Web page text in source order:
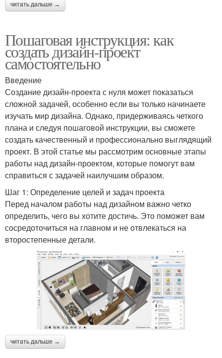
читать дальше →
Пошаговая инструкция: как
создать дизайн-проект
самостоятельно
Введение
Создание дизайн-проекта с нуля может показаться
сложной задачей, особенно если вы только начинаете
изучать мир дизайна. Однако, придерживаясь четкого
плана и следуя пошаговой инструкции, вы сможете
создать качественный и профессионально выглядящий
проект. В этой статье мы рассмотрим основные этапы
работы над дизайн-проектом, которые помогут вам
справиться с задачей наилучшим образом.
Шаг 1: Определение целей и задач проекта
Перед началом работы над дизайном важно четко
определить, чего вы хотите достичь. Это поможет вам
сосредоточиться на главном и не отвлекаться на
второстепенные детали.
читать дальше →